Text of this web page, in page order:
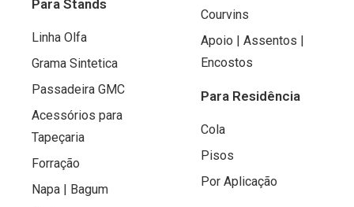
Para Stands
Linha Olfa
Grama Sintetica
Passadeira GMC
Acessórios para
Tapeçaria
Forração
Napa | Bagum
Courvins
Apoio | Assentos |
Encostos
Para Residência
Cola
Pisos
Por Aplicação